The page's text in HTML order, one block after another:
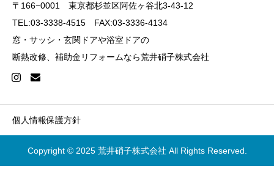
〒166−0001 東京都杉並区阿佐ヶ谷北3-43-12
TEL:03-3338-4515 FAX:03-3336-4134
窓・サッシ・玄関ドアや浴室ドアの
断熱改修、補助金リフォームなら荒井硝子株式会社
個人情報保護方針
Copyright © 2025 荒井硝子株式会社 All Rights Reserved.